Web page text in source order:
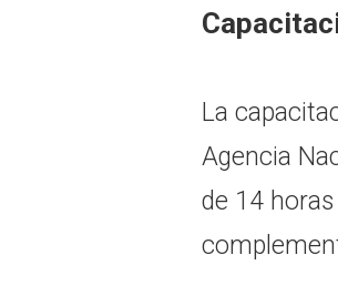
La
Agencia
de 14